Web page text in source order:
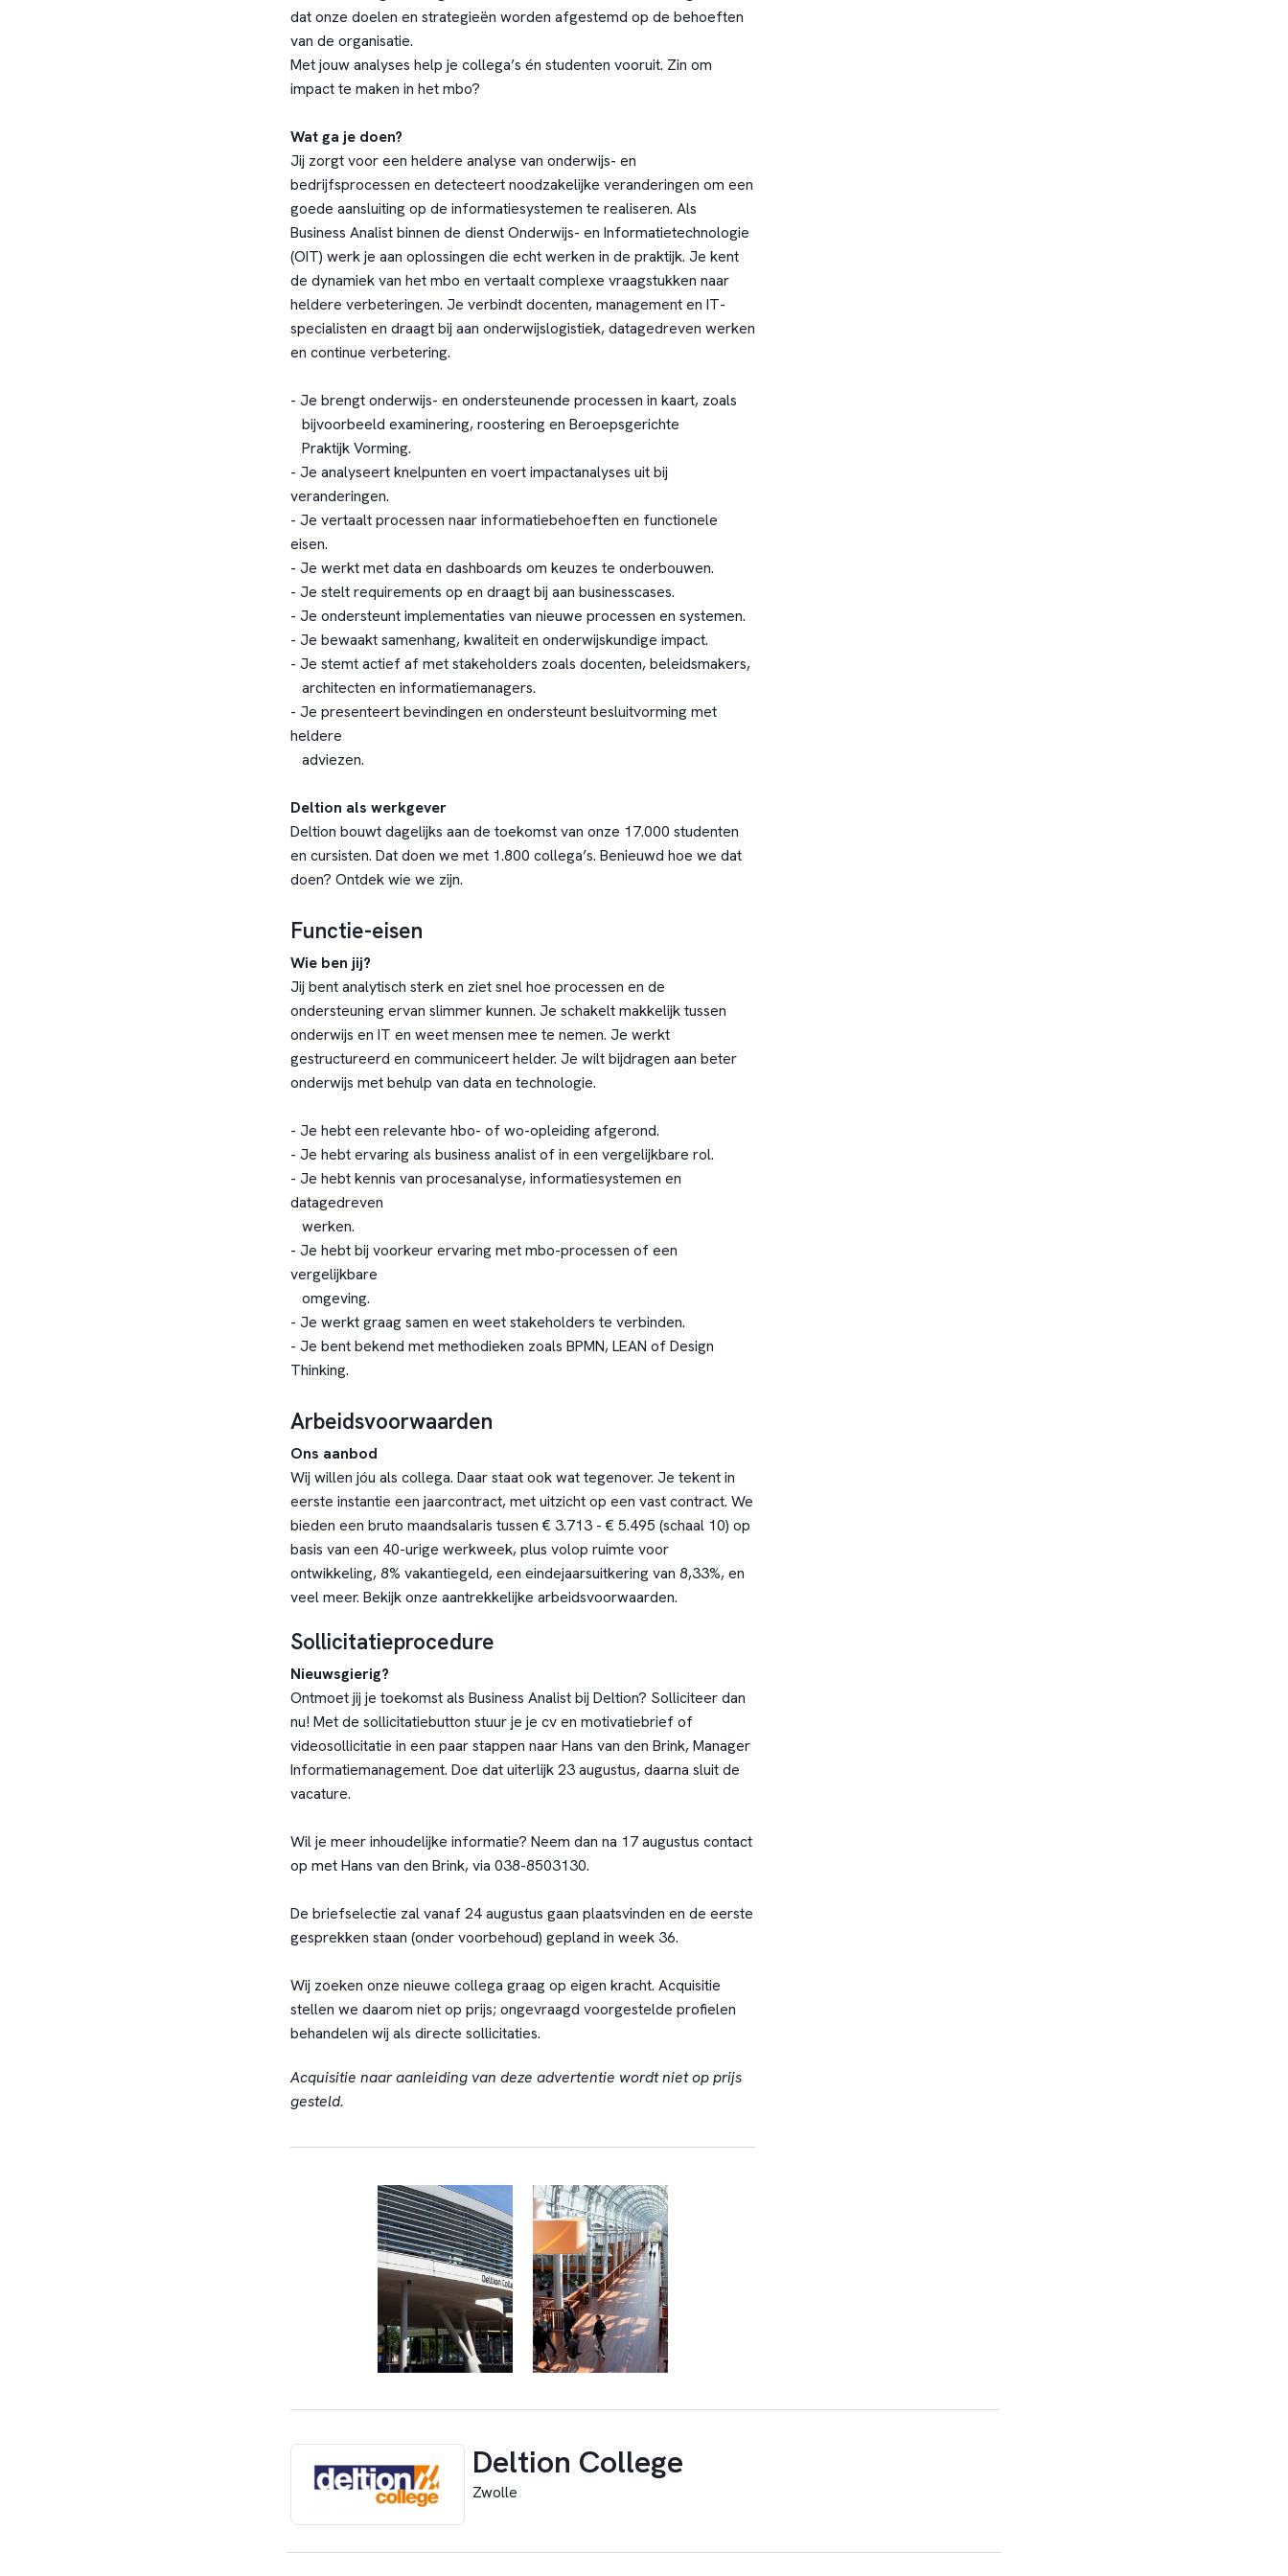
dat onze doelen en strategieën worden afgestemd op de behoeften
van de organisatie.
Met jouw analyses help je collega’s én studenten vooruit. Zin om
impact te maken in het mbo?
Wat ga je doen?
Jij zorgt voor een heldere analyse van onderwijs- en
bedrijfsprocessen en detecteert noodzakelijke veranderingen om een
goede aansluiting op de informatiesystemen te realiseren. Als
Business Analist binnen de dienst Onderwijs- en Informatietechnologie
(OIT) werk je aan oplossingen die echt werken in de praktijk. Je kent
de dynamiek van het mbo en vertaalt complexe vraagstukken naar
heldere verbeteringen. Je verbindt docenten, management en IT-
specialisten en draagt bij aan onderwijslogistiek, datagedreven werken
en continue verbetering.
- Je brengt onderwijs- en ondersteunende processen in kaart, zoals
bijvoorbeeld examinering, roostering en Beroepsgerichte
Praktijk Vorming.
- Je analyseert knelpunten en voert impactanalyses uit bij
veranderingen.
- Je vertaalt processen naar informatiebehoeften en functionele
eisen.
- Je werkt met data en dashboards om keuzes te onderbouwen.
- Je stelt requirements op en draagt bij aan businesscases.
- Je ondersteunt implementaties van nieuwe processen en systemen.
- Je bewaakt samenhang, kwaliteit en onderwijskundige impact.
- Je stemt actief af met stakeholders zoals docenten, beleidsmakers,
architecten en informatiemanagers.
- Je presenteert bevindingen en ondersteunt besluitvorming met
heldere
adviezen.
Deltion als werkgever
Deltion bouwt dagelijks aan de toekomst van onze 17.000 studenten
en cursisten. Dat doen we met 1.800 collega’s. Benieuwd hoe we dat
doen? Ontdek wie we zijn.
Functie-eisen
Wie ben jij?
Jij bent analytisch sterk en ziet snel hoe processen en de
ondersteuning ervan slimmer kunnen. Je schakelt makkelijk tussen
onderwijs en IT en weet mensen mee te nemen. Je werkt
gestructureerd en communiceert helder. Je wilt bijdragen aan beter
onderwijs met behulp van data en technologie.
- Je hebt een relevante hbo- of wo-opleiding afgerond.
- Je hebt ervaring als business analist of in een vergelijkbare rol.
- Je hebt kennis van procesanalyse, informatiesystemen en
datagedreven
werken.
- Je hebt bij voorkeur ervaring met mbo-processen of een
vergelijkbare
omgeving.
- Je werkt graag samen en weet stakeholders te verbinden.
- Je bent bekend met methodieken zoals BPMN, LEAN of Design
Thinking.
Arbeidsvoorwaarden
Ons aanbod
Wij willen jóu als collega. Daar staat ook wat tegenover. Je tekent in
eerste instantie een jaarcontract, met uitzicht op een vast contract. We
bieden een bruto maandsalaris tussen € 3.713 - € 5.495 (schaal 10) op
basis van een 40-urige werkweek, plus volop ruimte voor
ontwikkeling, 8% vakantiegeld, een eindejaarsuitkering van 8,33%, en
veel meer. Bekijk onze aantrekkelijke arbeidsvoorwaarden.
Sollicitatieprocedure
Nieuwsgierig?
Ontmoet jij je toekomst als Business Analist bij Deltion? Solliciteer dan
nu! Met de sollicitatiebutton stuur je je cv en motivatiebrief of
videosollicitatie in een paar stappen naar Hans van den Brink, Manager
Informatiemanagement. Doe dat uiterlijk 23 augustus, daarna sluit de
vacature.
Wil je meer inhoudelijke informatie? Neem dan na 17 augustus contact
op met Hans van den Brink, via 038-8503130.
De briefselectie zal vanaf 24 augustus gaan plaatsvinden en de eerste
gesprekken staan (onder voorbehoud) gepland in week 36.
Wij zoeken onze nieuwe collega graag op eigen kracht. Acquisitie
stellen we daarom niet op prijs; ongevraagd voorgestelde profielen
behandelen wij als directe sollicitaties.
Acquisitie naar aanleiding van deze advertentie wordt niet op prijs
gesteld.
Deltion College
Zwolle